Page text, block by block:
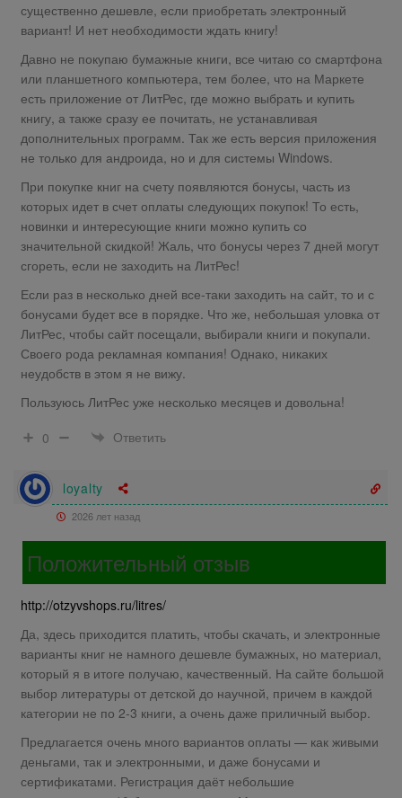
существенно дешевле, если приобретать электронный
вариант! И нет необходимости ждать книгу!
Давно не покупаю бумажные книги, все читаю со смартфона
или планшетного компьютера, тем более, что на Маркете
есть приложение от ЛитРес, где можно выбрать и купить
книгу, а также сразу ее почитать, не устанавливая
дополнительных программ. Так же есть версия приложения
не только для андроида, но и для системы Windows.
При покупке книг на счету появляются бонусы, часть из
которых идет в счет оплаты следующих покупок! То есть,
новинки и интересующие книги можно купить со
значительной скидкой! Жаль, что бонусы через 7 дней могут
сгореть, если не заходить на ЛитРес!
Если раз в несколько дней все-таки заходить на сайт, то и с
бонусами будет все в порядке. Что же, небольшая уловка от
ЛитРес, чтобы сайт посещали, выбирали книги и покупали.
Своего рода рекламная компания! Однако, никаких
неудобств в этом я не вижу.
Пользуюсь ЛитРес уже несколько месяцев и довольна!
0
Ответить
loyalty
2026 лет назад
Положительный отзыв
http://otzyvshops.ru/litres/
Да, здесь приходится платить, чтобы скачать, и электронные
варианты книг не намного дешевле бумажных, но материал,
который я в итоге получаю, качественный. На сайте большой
выбор литературы от детской до научной, причем в каждой
категории не по 2-3 книги, а очень даже приличный выбор.
Предлагается очень много вариантов оплаты — как живыми
деньгами, так и электронными, и даже бонусами и
сертификатами. Регистрация даёт небольшие